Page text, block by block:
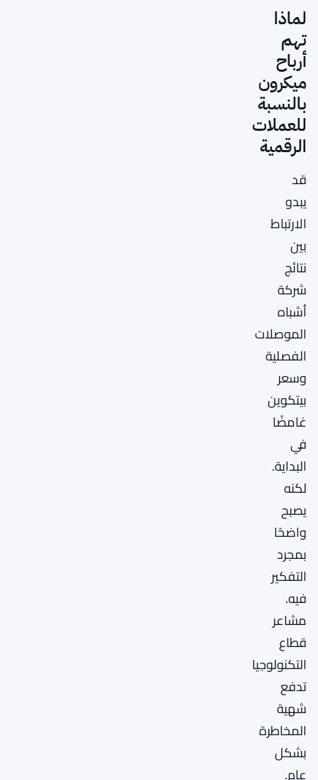
لماذا
تهم
أرباح
ميكرون
بالنسبة
للعملات
الرقمية
قد
يبدو
الارتباط
بين
نتائج
شركة
أشباه
الموصلات
الفصلية
وسعر
بيتكوين
غامضًا
في
البداية.
لكنه
يصبح
واضحًا
بمجرد
التفكير
فيه.
مشاعر
قطاع
التكنولوجيا
تدفع
شهية
المخاطرة
بشكل
عام.